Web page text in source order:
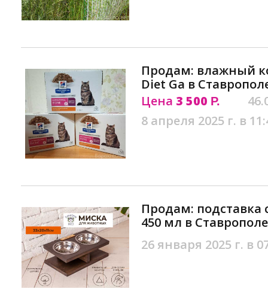
Продам: влажный
Diet Ga в
Цена 3 500 Р.
8 апреля 2025 г. в
Продам: подставка
450 мл в Ставрополе
26 января 2025 г. в